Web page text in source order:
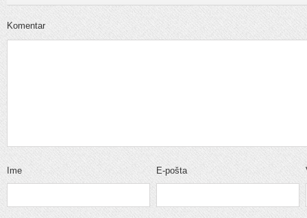
Komentar
Ime E-pošta